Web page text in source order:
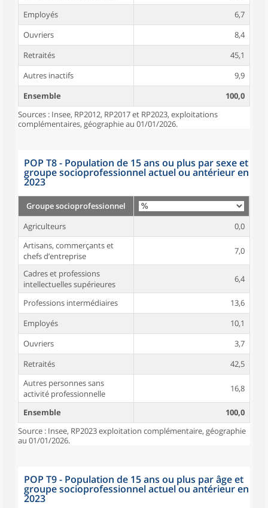
Employés
6,7
Ouvriers
8,4
Retraités
45,1
Autres inactifs
9,9
Ensemble
100,0
Sources : Insee, RP2012, RP2017 et RP2023, exploitations
complémentaires, géographie au 01/01/2026.
POP T8 - Population de 15 ans ou plus par sexe et
groupe socioprofessionnel actuel ou antérieur en
2023
Groupe socioprofessionnel
Agriculteurs
0,0
Artisans, commerçants et
chefs d’entreprise
7,0
Cadres et professions
intellectuelles supérieures
6,4
Professions intermédiaires
13,6
Employés
10,1
Ouvriers
3,7
Retraités
42,5
Autres personnes sans
activité professionnelle
16,8
Ensemble
100,0
Source : Insee, RP2023 exploitation complémentaire, géographie
au 01/01/2026.
POP T9 - Population de 15 ans ou plus par âge et
groupe socioprofessionnel actuel ou antérieur en
2023